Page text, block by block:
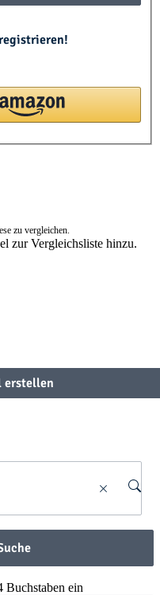
zu vergleichen.
zur Vergleichsliste hinzu.
erstellen
Buchstaben ein